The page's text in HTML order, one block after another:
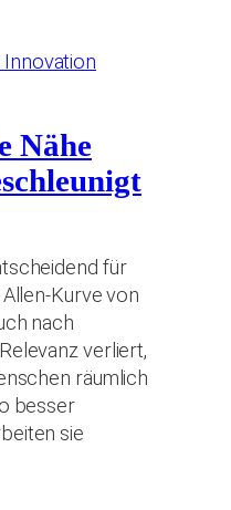
Nähe
für
Kurve von
nach
verliert,
räumlich
besser
sie